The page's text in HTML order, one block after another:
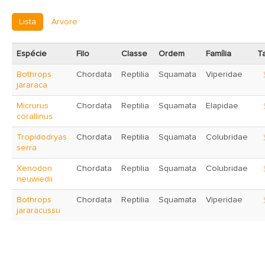
Lista Árvore
Espécie Filo Classe Ordem Família
Bothrops
jararaca
Chordata Reptilia Squamata Viperidae
Micrurus
corallinus
Chordata Reptilia Squamata Elapidae
Tropidodryas
serra
Chordata Reptilia Squamata Colubridae
Xenodon
neuwiedii
Chordata Reptilia Squamata Colubridae
Bothrops
jararacussu
Chordata Reptilia Squamata Viperidae